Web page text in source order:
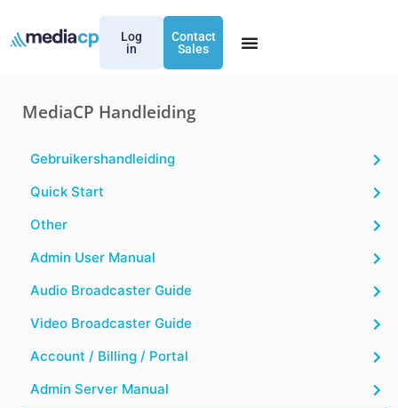
Log
in
Contact
Sales
MediaCP Handleiding
Gebruikershandleiding
Quick Start
Other
Admin User Manual
Audio Broadcaster Guide
Video Broadcaster Guide
Account / Billing / Portal
Admin Server Manual